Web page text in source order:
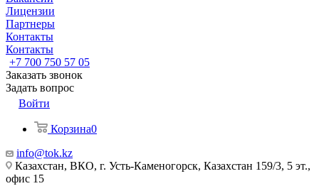
Лицензии
Партнеры
Контакты
Контакты
+7 700 750 57 05
Заказать звонок
Задать вопрос
Войти
Корзина0
info@tok.kz
Казахстан, ВКО, г. Усть-Каменогорск, Казахстан 159/3, 5 эт.,
офис 15